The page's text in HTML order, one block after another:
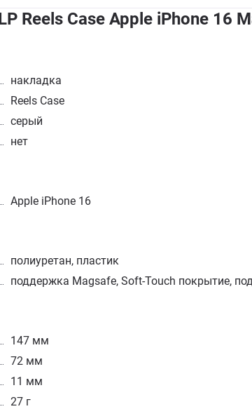
Reels Case Apple iPhone 16
накладка
Reels Case
серый
нет
Apple iPhone 16
полиуретан, пластик
поддержка Magsafe, Soft-Touch покрытие,
147 мм
72 мм
11 мм
27 г